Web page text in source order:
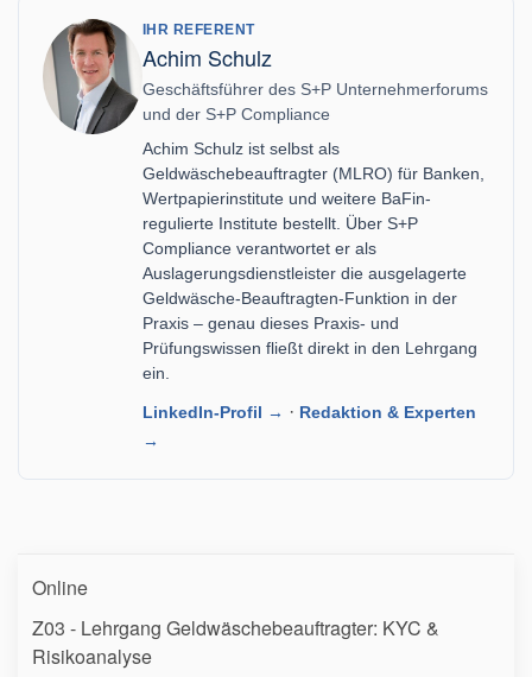
IHR REFERENT
Achim Schulz
Geschäftsführer des S+P Unternehmerforums
und der S+P Compliance
Achim Schulz ist selbst als
Geldwäschebeauftragter (MLRO) für Banken,
Wertpapierinstitute und weitere BaFin-
regulierte Institute bestellt. Über S+P
Compliance verantwortet er als
Auslagerungsdienstleister die ausgelagerte
Geldwäsche-Beauftragten-Funktion in der
Praxis – genau dieses Praxis- und
Prüfungswissen fließt direkt in den Lehrgang
ein.
LinkedIn-Profil → · Redaktion & Experten
→
Online
Z03 - Lehrgang Geldwäschebeauftragter: KYC &
Risikoanalyse